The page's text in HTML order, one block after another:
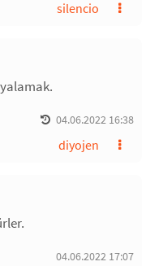
silencio
04.06.2022 16:38
diyojen
04.06.2022 17:07